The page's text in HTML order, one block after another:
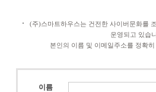
제품보기
10평-20평대
40평-50평대
(주)스마트하우스는 건전한 사이버문화를
운영되고 있습
본인의 이름 및 이메일주소를 정확
이름